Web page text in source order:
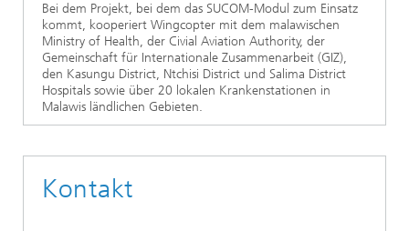
Bei dem Projekt, bei dem das SUCOM-Modul zum Einsatz
kommt, kooperiert Wingcopter mit dem malawischen
Ministry of Health, der Civial Aviation Authority, der
Gemeinschaft für Internationale Zusammenarbeit (GIZ),
den Kasungu District, Ntchisi District und Salima District
Hospitals sowie über 20 lokalen Krankenstationen in
Malawis ländlichen Gebieten.
Kontakt